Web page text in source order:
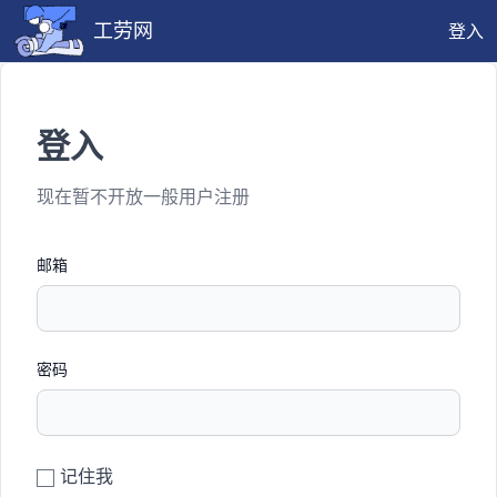
工劳网 登入
登入
现在暂不开放一般用户注册
邮箱
密码
记住我